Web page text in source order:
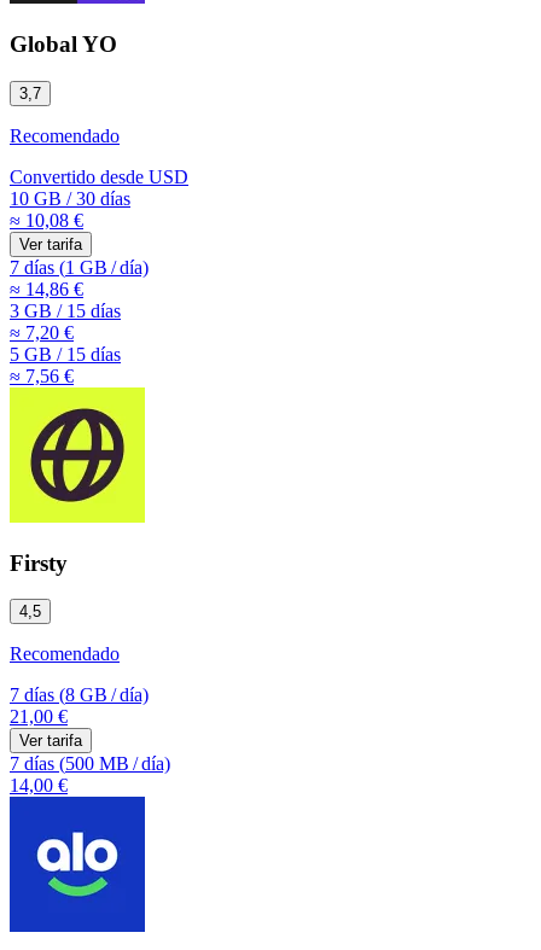
Global YO
3,7
Recomendado
Convertido desde USD
10 GB /30 días
≈ 10,08 €
Ver tarifa
7 días (1 GB /día)
≈ 14,86 €
3 GB /15 días
≈ 7,20 €
5 GB /15 días
≈ 7,56 €
Firsty
4,5
Recomendado
7 días (8 GB /día)
21,00 €
Ver tarifa
7 días (500 MB /día)
14,00 €